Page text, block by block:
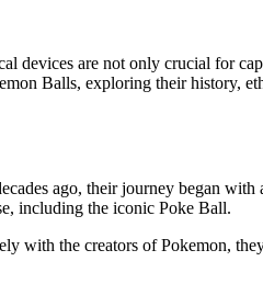
devices are not only crucial for
Balls, exploring their history,
ago, their journey began
including the iconic Poke Ball.
with the creators of Pokemon,